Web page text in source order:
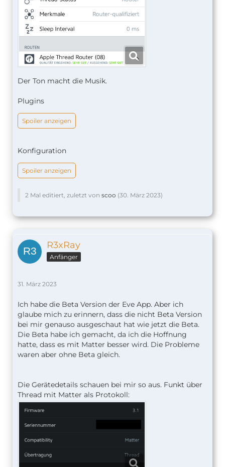
Der Ton macht die Musik.
Plugins
Spoiler anzeigen
Konfiguration
Spoiler anzeigen
2 Mal editiert, zuletzt von scoo (30. März 2023)
R3xRay
Anfänger
31. März 2023
Ich habe die Beta Version der Eve App. Aber ich
glaube mich zu erinnern, dass die nicht Beta Version
bei mir genauso ausgeschaut hat wie jetzt die Beta.
Die Beta habe ich gemacht, da ich die Hoffnung
hatte, dass es mit Matter besser wird. Die Probleme
waren aber ohne Beta gleich.
Die Gerätedetails schauen bei mir so aus. Funkt über
Thread mit Matter als Protokoll: